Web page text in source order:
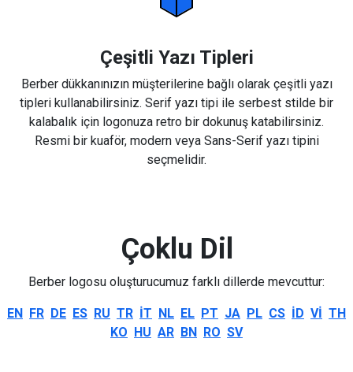
Çeşitli Yazı Tipleri
Berber dükkanınızın müşterilerine bağlı olarak çeşitli yazı
tipleri kullanabilirsiniz. Serif yazı tipi ile serbest stilde bir
kalabalık için logonuza retro bir dokunuş katabilirsiniz.
Resmi bir kuaför, modern veya Sans-Serif yazı tipini
seçmelidir.
Çoklu Dil
Berber logosu oluşturucumuz farklı dillerde mevcuttur:
EN FR DE ES RU TR IT NL EL PT JA PL CS ID VI TH
KO HU AR BN RO SV